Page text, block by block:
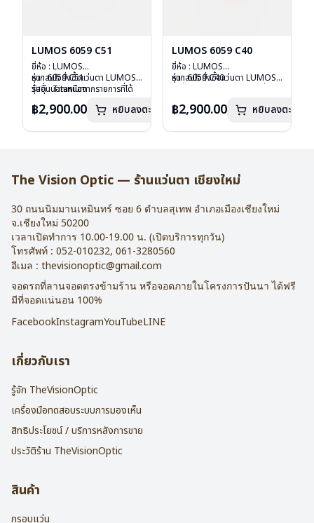
LUMOS 6059 C51
ยี่ห้อ : LUMOS
รุ่น : 6059 C51
วัสดุ : Titanium
บานพับ : ไม่มีสปริง
อุปกรณ์ : กล่องแว่น , ผ้าเช็ดแว่น
หากสนใจสั่งชื้อแว่นตา LUMOS
รุ่นอื่นนอกเหนือจากรายการที่ได้
฿2,900.00 หยิบลงตะกร้า
LUMOS 6059 C40
ยี่ห้อ : LUMOS
รุ่น : 6059 C40
บานพับ : ไม่มีสปริง
อุปกรณ์ : กล่องแว่น , ผ้าเช็ดแว่น
หากสนใจสั่งชื้อแว่นตา LUMOS
฿2,900.00 หยิบลงตะกร้า
The Vision Optic — ร้านแว่นตา เชียงใหม่
30 ถนนนิมมานเหมินทร์ ซอย 6 ตำบลสุเทพ อำเภอเมืองเชียงใหม่
จ.เชียงใหม่ 50200
เวลาเปิดทำการ 10.00-19.00 น. (เปิดบริการทุกวัน)
โทรศัพท์ : 052-010232, 061-3280560
อีเมล : thevisionoptic@gmail.com
จอดรถที่ลานจอดตรงข้ามร้าน หรือจอดภายในโครงการปันนา ได้ฟรี
มีที่จอดแน่นอน 100%
FacebookInstagramYouTubeLINE
เกี่ยวกับเรา
รู้จัก TheVisionOptic
เครื่องมือทดสอบระบบการมองเห็น
สิทธิประโยชน์ / บริการหลังการขาย
ประวัติร้าน TheVisionOptic
สินค้า
กรอบแว่น